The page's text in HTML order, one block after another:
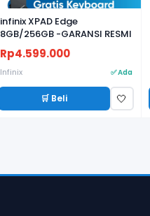
infinix XPAD Edge
8GB/256GB -GARANSI RESMI
Rp4.599.000
Infinix ✅ Ada
🛒 Beli 🤍